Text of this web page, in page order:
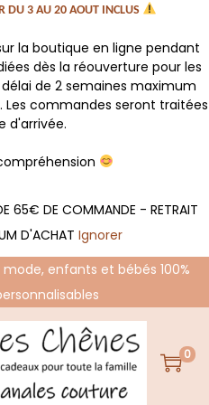
DU 3 AU 20 AOUT INCLUS
la boutique en ligne pendant
dès la réouverture pour les
de 2 semaines maximum
Les commandes seront traitées
d'arrivée.
65€ DE COMMANDE - RETRAIT
D'ACHAT Ignorer
enfants et bébés 100%
P
a
P
a
0